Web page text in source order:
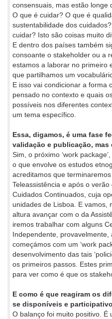
consensuais, mas estão longe
O que é cuidar? O que é
sustentabilidade dos
cuidar? Isto são coisas muito
E dentro dos países também
consoante o stakeholder ou a
estamos a laborar no primeiro
que partilhamos um
E isso vai condicionar a forma
pensado no contexto e quais
possíveis nos diferentes
um tema específico.
Essa, digamos, é uma fase
validação e publicação,
Sim, o próximo ‘work
o que envolve os estudos
acreditamos que
Teleassistência e após o
Cuidados Continuados, cuja
unidades de Lisboa. E vamos,
altura avançar com o da
iremos trabalhar com alguns
Independente, provavelmente,
começámos com um ‘work
desenvolvimento das tais
os primeiros passos. Estes
para ver como é que os
E como é que reagiram os
se disponíveis e
O balanço foi muito positivo. É